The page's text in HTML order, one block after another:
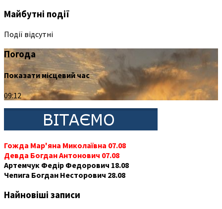
Майбутні події
Події відсутні
Погода
Показати місцевий час
09:12
Гожда Мар'яна Миколаївна 07.08
Девда Богдан Антонович 07.08
Артемчук Федір Федорович 18.08
Чепига Богдан Несторович 28.08
Найновіші записи